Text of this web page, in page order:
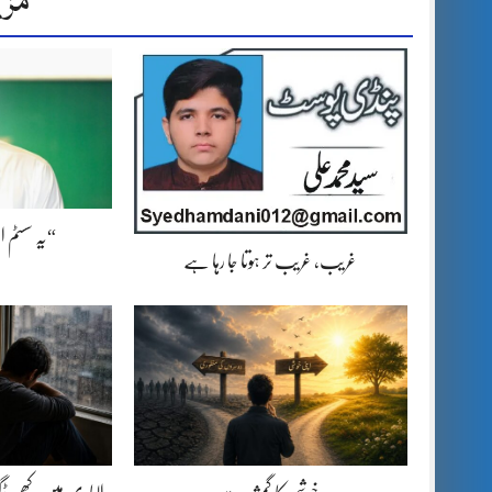
غریب، غریب تر ہوتا جا رہا ہے
“یہ